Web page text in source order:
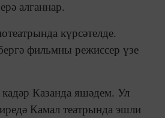
алганнар.
күрсәтелде.
фильмны режиссер үзе
Казанда яшәдем. Ул
Камал театрында эшли